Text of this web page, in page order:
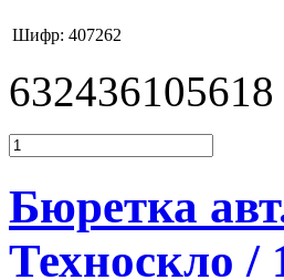
Шифр: 407262
632436105618
Бюретка
Техноскло /